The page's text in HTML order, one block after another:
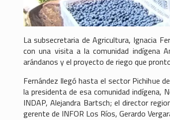
La subsecretaria de Agricultura, Ignacia
con una visita a la comunidad indígena
arándanos y el proyecto de riego que
Fernández llegó hasta el sector Pichihue
la presidenta de esa comunidad indígena,
INDAP, Alejandra Bartsch; el director
gerente de INFOR Los Ríos, Gerardo